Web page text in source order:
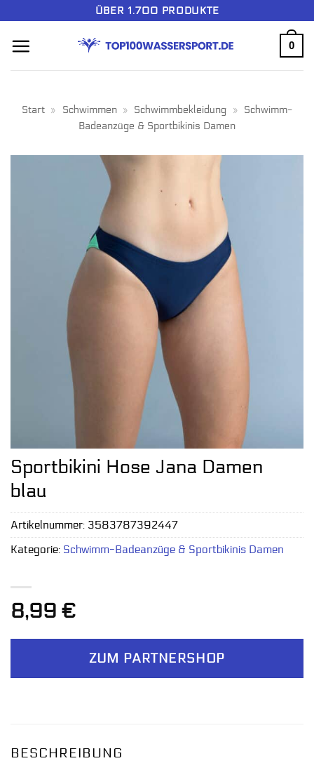
springen
ÜBER 1.700 PRODUKTE
0
Start » Schwimmen » Schwimmbekleidung » Schwimm-
Badeanzüge & Sportbikinis Damen
Sportbikini Hose Jana Damen
blau
8,99 €
ZUM PARTNERSHOP
Artikelnummer: 3583787392447
Kategorie: Schwimm-Badeanzüge & Sportbikinis Damen
BESCHREIBUNG